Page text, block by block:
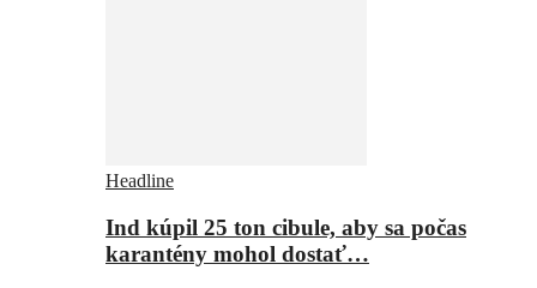
Headline
Ind kúpil 25 ton cibule, aby sa počas
karantény mohol dostať…